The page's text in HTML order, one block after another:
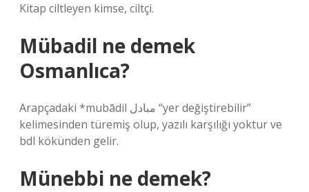
Kitap ciltleyen kimse, ciltçi.
Mübadil ne demek
Osmanlıca?
Arapçadaki *mubādil مبادل “yer değiştirebilir”
kelimesinden türemiş olup, yazılı karşılığı yoktur ve
bdl kökünden gelir.
Münebbi ne demek?